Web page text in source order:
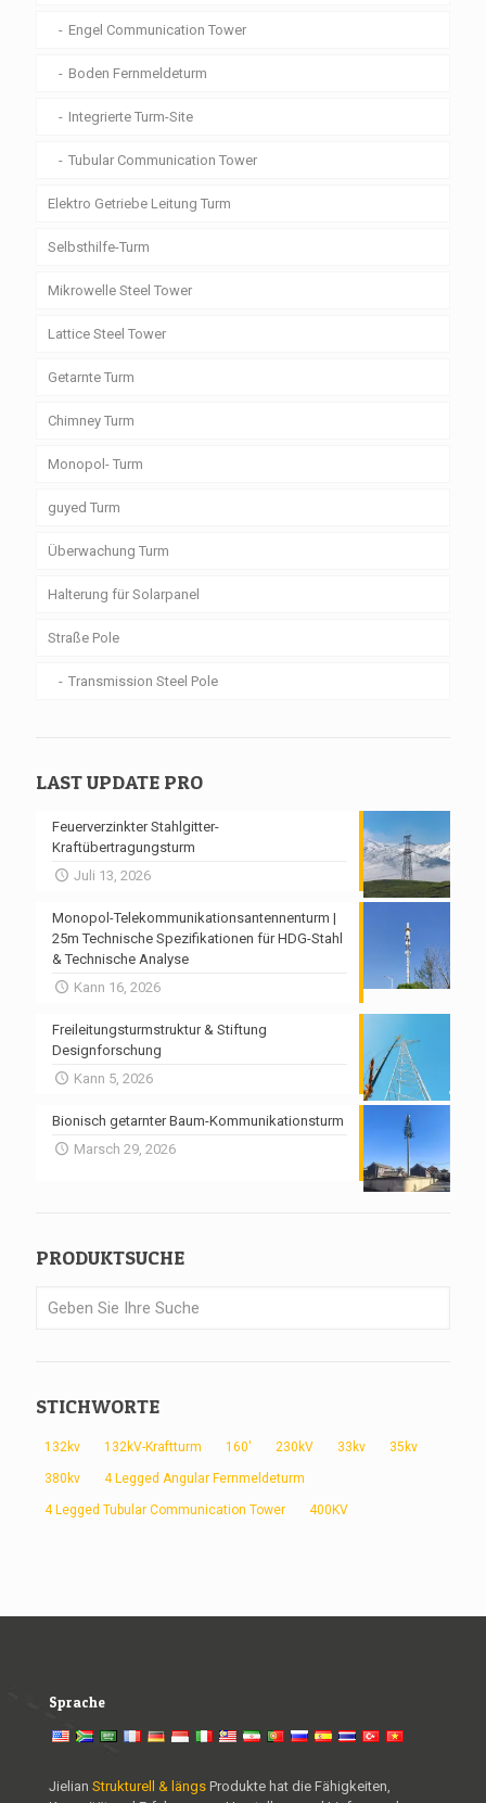
Engel Communication Tower
Boden Fernmeldeturm
Integrierte Turm-Site
Tubular Communication Tower
Elektro Getriebe Leitung Turm
Selbsthilfe-Turm
Mikrowelle Steel Tower
Lattice Steel Tower
Getarnte Turm
Chimney Turm
Monopol- Turm
guyed Turm
Überwachung Turm
Halterung für Solarpanel
Straße Pole
Transmission Steel Pole
LAST UPDATE PRO
Feuerverzinkter Stahlgitter-
Kraftübertragungsturm
Juli 13, 2026
Monopol-Telekommunikationsantennenturm |
25m Technische Spezifikationen für HDG-Stahl
& Technische Analyse
Kann 16, 2026
Freileitungsturmstruktur & Stiftung
Designforschung
Kann 5, 2026
Bionisch getarnter Baum-Kommunikationsturm
Marsch 29, 2026
PRODUKTSUCHE
STICHWORTE
132kv 132kV-Kraftturm 160' 230kV 33kv 35kv
380kv 4 Legged Angular Fernmeldeturm
4 Legged Tubular Communication Tower 400KV
Sprache
Jielian Strukturell & längs Produkte hat die Fähigkeiten,